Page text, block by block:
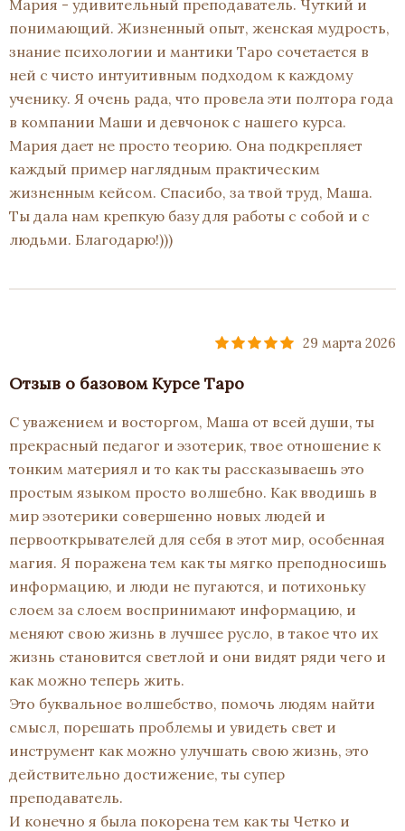
Мария - удивительный преподаватель. Чуткий и
понимающий. Жизненный опыт, женская мудрость,
знание психологии и мантики Таро сочетается в
ней с чисто интуитивным подходом к каждому
ученику. Я очень рада, что провела эти полтора года
в компании Маши и девчонок с нашего курса.
Мария дает не просто теорию. Она подкрепляет
каждый пример наглядным практическим
жизненным кейсом. Спасибо, за твой труд, Маша.
Ты дала нам крепкую базу для работы с собой и с
людьми. Благодарю!)))
29 марта 2026
Отзыв о базовом Курсе Таро
С уважением и восторгом, Маша от всей души, ты
прекрасный педагог и эзотерик, твое отношение к
тонким материял и то как ты рассказываешь это
простым языком просто волшебно. Как вводишь в
мир эзотерики совершенно новых людей и
первооткрывателей для себя в этот мир, особенная
магия. Я поражена тем как ты мягко преподносишь
информацию, и люди не пугаются, и потихоньку
слоем за слоем воспринимают информацию, и
меняют свою жизнь в лучшее русло, в такое что их
жизнь становится светлой и они видят ряди чего и
как можно теперь жить.
Это буквальное волшебство, помочь людям найти
смысл, порешать проблемы и увидеть свет и
инструмент как можно улучшать свою жизнь, это
действительно достижение, ты супер
преподаватель.
И конечно я была покорена тем как ты Четко и